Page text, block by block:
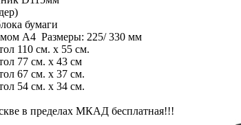
бумаги
А4 Размеры: 225/ 330 мм
110 см. х 55 см.
77 см. х 43 см
67 см. х 37 см.
54 см. х 34 см.
в пределах МКАД бесплатная!!!